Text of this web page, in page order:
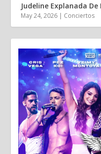
Judeline Explanada
May 24, 2026 | Conciertos